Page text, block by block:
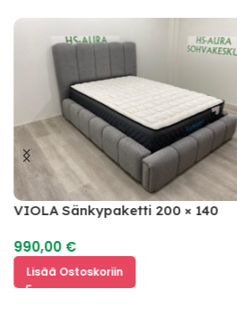
VIOLA Sänkypaketti 200 × 140
990,00 €
Lisää Ostoskoriin